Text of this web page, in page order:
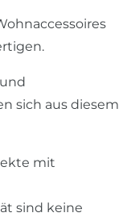
sich aus diesem
mit
sind keine